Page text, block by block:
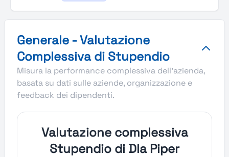
Generale - Valutazione
Complessiva di Stupendio
Misura la performance complessiva dell'azienda,
basata su dati sulle aziende, organizzazione e
feedback dei dipendenti.
Valutazione complessiva
Stupendio di Dla Piper